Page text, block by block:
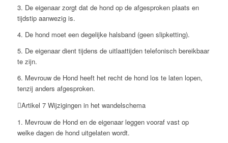
3. De eigenaar zorgt dat de hond op de afgesproken plaats en
tijdstip aanwezig is.
4. De hond moet een degelijke halsband (geen slipketting).
5. De eigenaar dient tijdens de uitlaattijden telefonisch bereikbaar
te zijn.
6. Mevrouw de Hond heeft het recht de hond los te laten lopen,
tenzij anders afgesproken.
Artikel 7 Wijzigingen in het wandelschema
1. Mevrouw de Hond en de eigenaar leggen vooraf vast op
welke dagen de hond uitgelaten wordt.